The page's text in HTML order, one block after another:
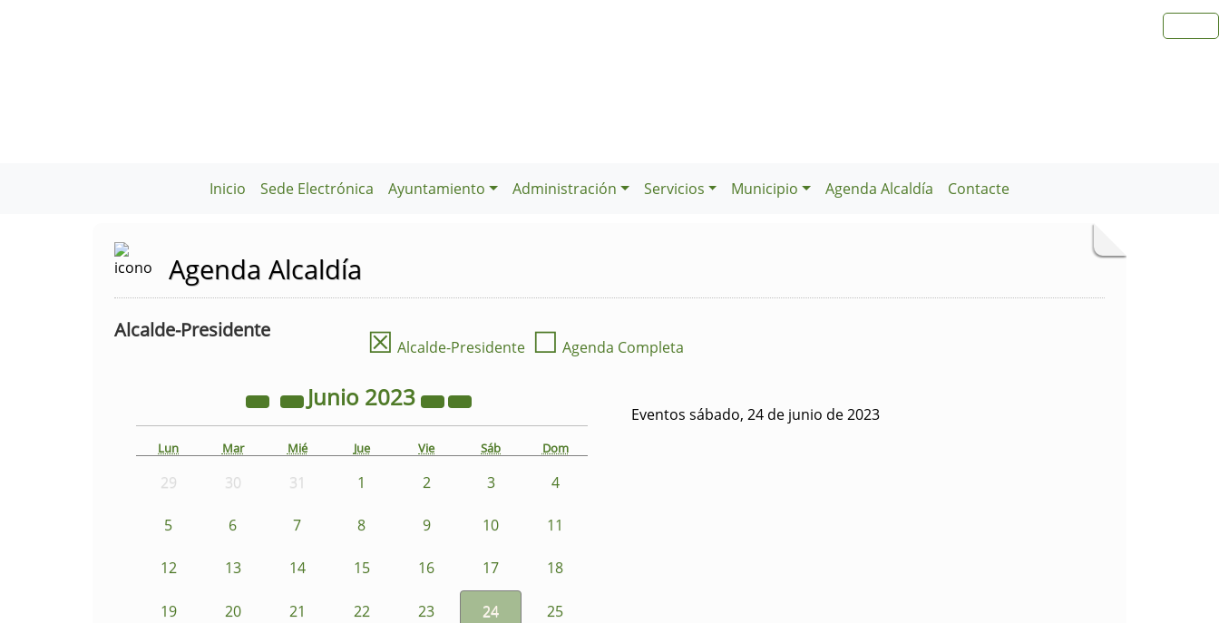
Inicio Sede Electrónica Ayuntamiento Administración Servicios Municipio Agenda Alcaldía Contacte
Agenda Alcaldía
Alcalde-Presidente ☒ Alcalde-Presidente ☐ Agenda Completa
Junio 2023
Lun Mar Mié Jue Vie Sáb Dom
29 30 31 1 2 3 4
5 6 7 8 9 10 11
12 13 14 15 16 17 18
19 20 21 22 23 24 25
Eventos sábado, 24 de junio de 2023